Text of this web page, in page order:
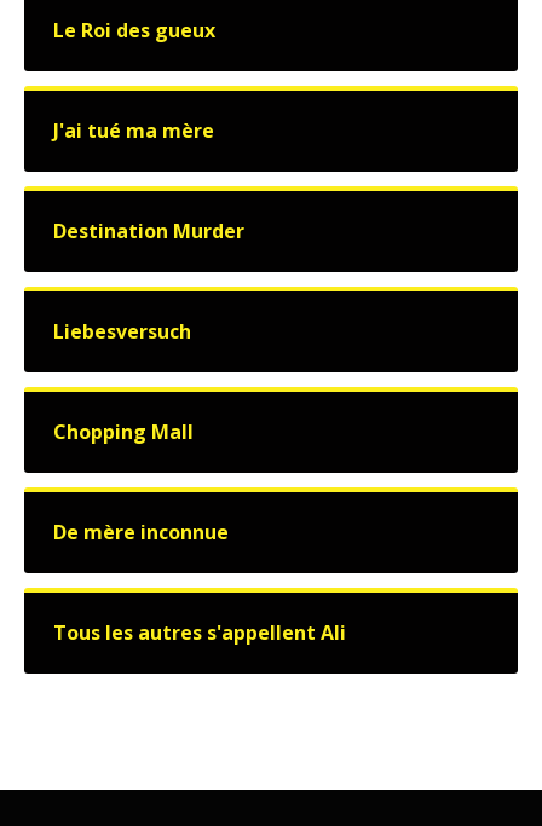
Le Roi des gueux
J'ai tué ma mère
Destination Murder
Liebesversuch
Chopping Mall
De mère inconnue
Tous les autres s'appellent Ali